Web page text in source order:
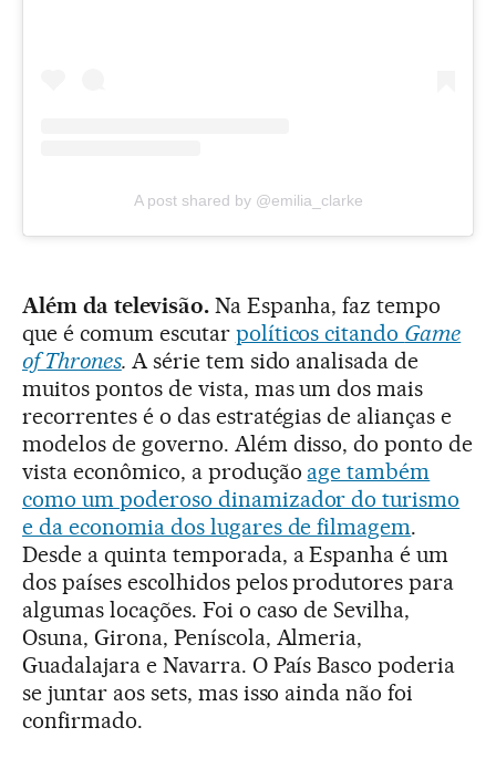
A post shared by @emilia_clarke
Além da televisão. Na Espanha, faz tempo
que é comum escutar políticos citando Game
of Thrones. A série tem sido analisada de
muitos pontos de vista, mas um dos mais
recorrentes é o das estratégias de alianças e
modelos de governo. Além disso, do ponto de
vista econômico, a produção age também
como um poderoso dinamizador do turismo
e da economia dos lugares de filmagem.
Desde a quinta temporada, a Espanha é um
dos países escolhidos pelos produtores para
algumas locações. Foi o caso de Sevilha,
Osuna, Girona, Peníscola, Almeria,
Guadalajara e Navarra. O País Basco poderia
se juntar aos sets, mas isso ainda não foi
confirmado.